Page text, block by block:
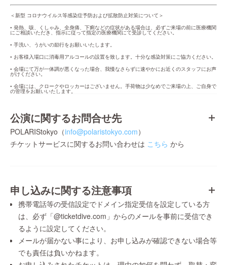
＜新型 コロナウイルス等感染症予防および拡散防止対策について＞
• 発熱、咳、くしゃみ、全身痛、下痢などの症状がある場合は、必ずご来場の前に医療機関
にご相談いただき、指示に従って指定の医療機関にて受診してください。
• 手洗い、うがいの励行をお願いいたします。
• お客様入場口に消毒用アルコールの設置を致します。十分な感染対策にご協力ください。
• 会場にて万が一体調が悪くなった場合、我慢なさらずに速やかにお近くのスタッフにお声
がけください。
• 会場には、クロークやロッカーはございません。手荷物は少なめでご来場の上、ご自身で
の管理をお願いいたします。
公演に関するお問合せ先
POLARIStokyo（info@polaristokyo.com）
チケットサービスに関するお問い合わせは こちら から
申し込みに関する注意事項
携帯電話等の受信設定でドメイン指定受信を設定している方
は、必ず「@ticketdive.com」からのメールを事前に受信でき
るように設定してください。
メールが届かない事により、お申し込みが確認できない場合等
でも責任は負いかねます。